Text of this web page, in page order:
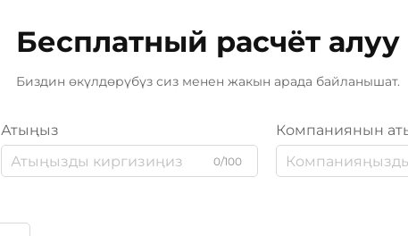
Бесплатный расчёт алуу
Биздин өкүлдөрүбүз сиз менен жакын арада байланышат.
Атыңыз
0/100
Компаниянын